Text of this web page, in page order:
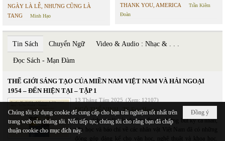
NGÀY LÀ LỄ, NHƯNG CŨNG LÀ
TANG
Minh Hạo
THANK YOU, AMERICA
Trần Kiêm
Đoàn
Tin Sách Chuyển Ngữ Video & Audio : Nhạc & . . .
Đọc Sách - Mạn Đàm
THẾ GIỚI SÁNG TẠO CỦA MIỀN NAM VIỆT NAM VÀ HẢI NGOẠI
1954 – ĐẾN HIỆN TẠI – TẬP 1
13 Tháng Tám 2025 (Xem: 12107)
NGÔ THẾ VINH , TS Eric Henry
Cuốn sách này là bản dịch tuyển tập những bút ký cá nhân,
văn học và báo chí về các nhân vật Việt Nam đã có những
đóng góp đáng kể cho văn học, nghệ thuật và khoa học.
Đồng ý
Chúng tôi sử dụng cookie để cung cấp cho bạn trải nghiệm tốt nhất trên
trang web của chúng tôi. Nếu tiếp tục, chúng tôi cho rằng bạn đã chấp
thuận cookie cho mục đích này.